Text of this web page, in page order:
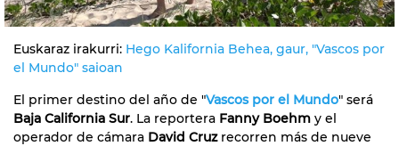
Euskaraz irakurri: Hego Kalifornia Behea, gaur, "Vascos por
el Mundo" saioan
El primer destino del año de "Vascos por el Mundo" será
Baja California Sur. La reportera Fanny Boehm y el
operador de cámara David Cruzrecorren más de nueve